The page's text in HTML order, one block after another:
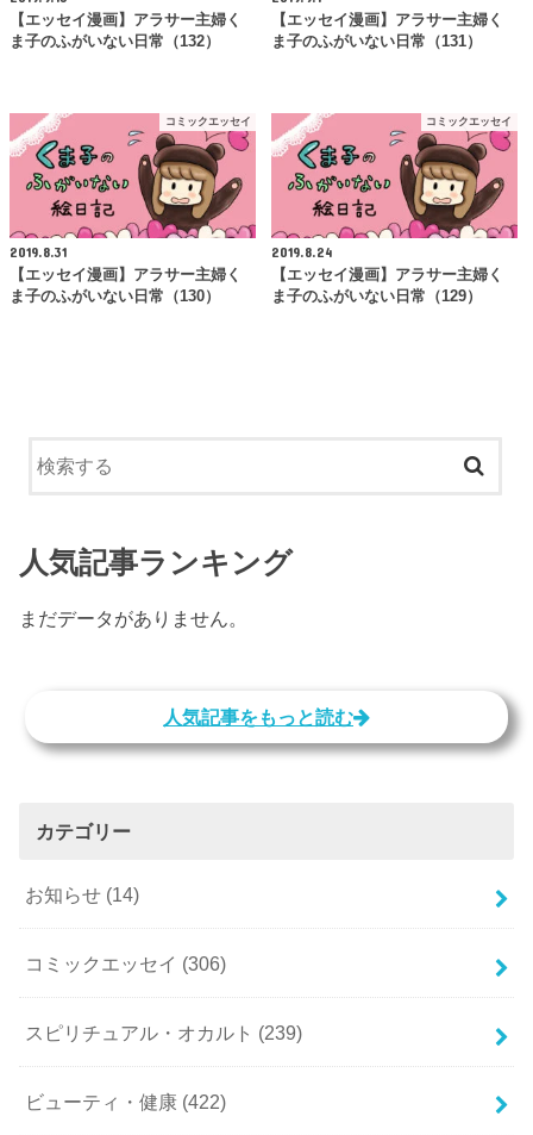
【エッセイ漫画】アラサー主婦く
ま子のふがいない日常（132）
【エッセイ漫画】アラサー主婦く
ま子のふがいない日常（131）
コミックエッセイ
2019.8.31
【エッセイ漫画】アラサー主婦く
ま子のふがいない日常（130）
コミックエッセイ
2019.8.24
【エッセイ漫画】アラサー主婦く
ま子のふがいない日常（129）
人気記事ランキング
まだデータがありません。
人気記事をもっと読む
カテゴリー
お知らせ (14)
コミックエッセイ (306)
スピリチュアル・オカルト (239)
ビューティ・健康 (422)